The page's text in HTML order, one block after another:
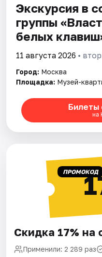
Экскурсия в
группы
белых
11 августа 2026 •
Город: Москва
Площадка: Музей-
Билеты
на
ПРОМОКОД
Скидка 17% на
Применили: 2 289 раз